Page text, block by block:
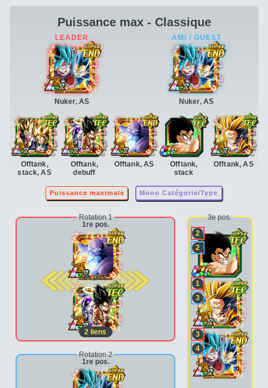
Puissance max - Classique
Nuker, AS
Offtank,
stack, AS
Offtank,
debuff
Offtank, AS
Offtank,
stack
Offtank, AS
Nuker, AS
Puissance maximale Mono Catégorie/Type
Rotation 1
1re pos.
2e pos.
2 liens
Rotation 2
1re pos.
3e pos.
2
2
1
3
3
4